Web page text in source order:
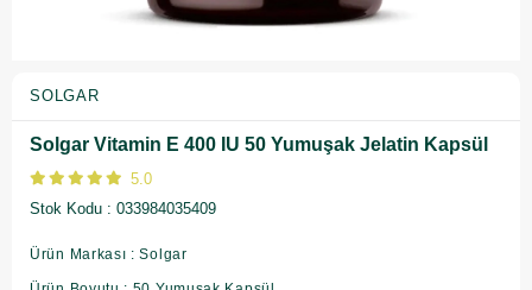
SOLGAR
Solgar Vitamin E 400 IU 50 Yumuşak Jelatin Kapsül
5.0
Stok Kodu
033984035409
Ürün Markası : Solgar